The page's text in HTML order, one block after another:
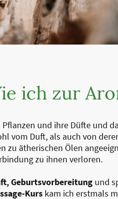
ich zur
und ihre Düfte und
vom Duft, als auch von
zu ätherischen Ölen
zu ihnen verloren.
Geburtsvorbereitung und
Kurs kam ich erstmals